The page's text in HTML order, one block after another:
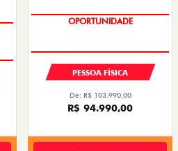
PESSOA FÍSICA
De: R$ 103.990,00
R$ 94.990,00